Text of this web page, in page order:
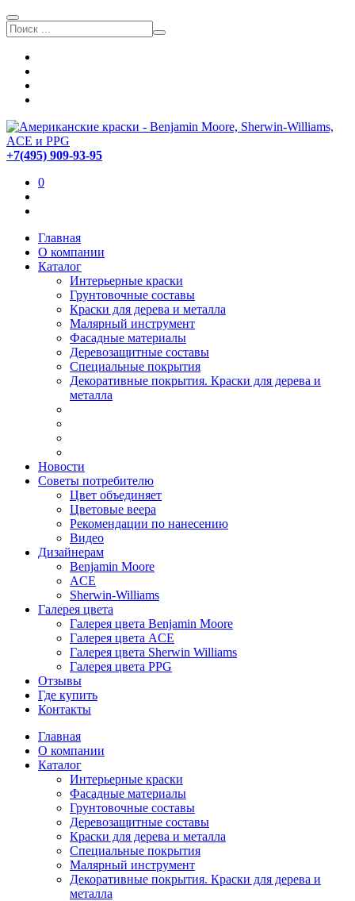
+7(495) 909-93-95
0
Главная
О компании
Каталог
Интерьерные краски
Грунтовочные составы
Краски для дерева и металла
Малярный инструмент
Фасадные материалы
Деревозащитные составы
Специальные покрытия
Декоративные покрытия. Краски для дерева и
металла
Новости
Советы потребителю
Цвет объединяет
Цветовые веера
Рекомендации по нанесению
Видео
Дизайнерам
Benjamin Moore
ACE
Sherwin-Williams
Галерея цвета
Галерея цвета Benjamin Moore
Галерея цвета ACE
Галерея цвета Sherwin Williams
Галерея цвета PPG
Отзывы
Где купить
Контакты
Главная
О компании
Каталог
Интерьерные краски
Фасадные материалы
Грунтовочные составы
Деревозащитные составы
Краски для дерева и металла
Специальные покрытия
Малярный инструмент
Декоративные покрытия. Краски для дерева и
металла